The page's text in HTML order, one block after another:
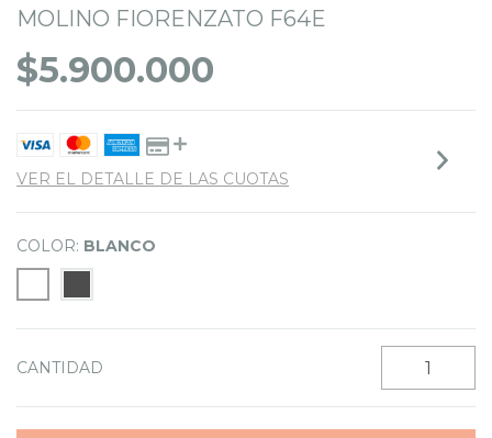
MOLINO FIORENZATO F64E
$5.900.000
VER EL DETALLE DE LAS CUOTAS
COLOR: BLANCO
CANTIDAD